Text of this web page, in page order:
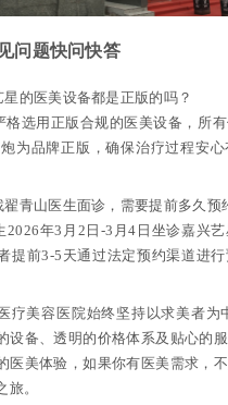
问题快问快答
星的医美设备都是正版的吗？
格选用正版合规的医美设备，所
为品牌正版，确保治疗过程安
翟青山医生面诊，需要提前多久预
2026年3月2日-3月4日坐诊嘉兴
提前3-5天通过法定预约渠道进
疗美容医院始终坚持以求美者为
设备、透明的价格体系及贴心的
医美体验，如果你有医美需求，
旅。